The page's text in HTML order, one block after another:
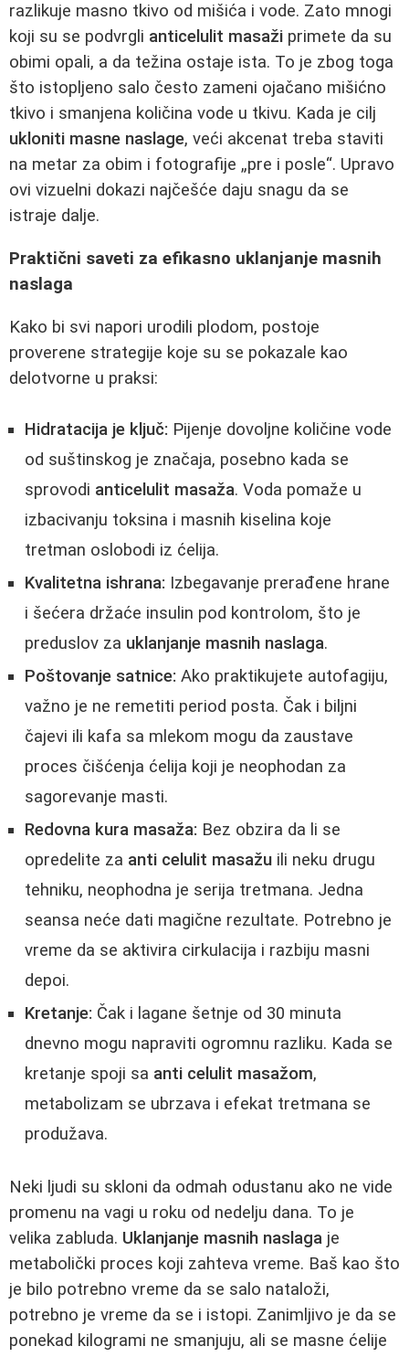
razlikuje masno tkivo od mišića i vode. Zato mnogi
koji su se podvrgli anticelulit masaži primete da su
obimi opali, a da težina ostaje ista. To je zbog toga
što istopljeno salo često zameni ojačano mišićno
tkivo i smanjena količina vode u tkivu. Kada je cilj
ukloniti masne naslage, veći akcenat treba staviti
na metar za obim i fotografije „pre i posle“. Upravo
ovi vizuelni dokazi najčešće daju snagu da se
istraje dalje.
Praktični saveti za efikasno uklanjanje masnih
naslaga
Kako bi svi napori urodili plodom, postoje
proverene strategije koje su se pokazale kao
delotvorne u praksi:
Hidratacija je ključ: Pijenje dovoljne količine vode
od suštinskog je značaja, posebno kada se
sprovodi anticelulit masaža. Voda pomaže u
izbacivanju toksina i masnih kiselina koje
tretman oslobodi iz ćelija.
Kvalitetna ishrana: Izbegavanje prerađene hrane
i šećera držaće insulin pod kontrolom, što je
preduslov za uklanjanje masnih naslaga.
Poštovanje satnice: Ako praktikujete autofagiju,
važno je ne remetiti period posta. Čak i biljni
čajevi ili kafa sa mlekom mogu da zaustave
proces čišćenja ćelija koji je neophodan za
sagorevanje masti.
Redovna kura masaža: Bez obzira da li se
opredelite za anti celulit masažu ili neku drugu
tehniku, neophodna je serija tretmana. Jedna
seansa neće dati magične rezultate. Potrebno je
vreme da se aktivira cirkulacija i razbiju masni
depoi.
Kretanje: Čak i lagane šetnje od 30 minuta
dnevno mogu napraviti ogromnu razliku. Kada se
kretanje spoji sa anti celulit masažom,
metabolizam se ubrzava i efekat tretmana se
produžava.
Neki ljudi su skloni da odmah odustanu ako ne vide
promenu na vagi u roku od nedelju dana. To je
velika zabluda. Uklanjanje masnih naslaga je
metabolički proces koji zahteva vreme. Baš kao što
je bilo potrebno vreme da se salo nataloži,
potrebno je vreme da se i istopi. Zanimljivo je da se
ponekad kilogrami ne smanjuju, ali se masne ćelije